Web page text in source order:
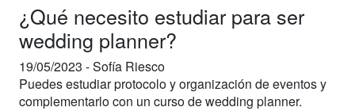
¿Qué necesito estudiar para ser
wedding planner?
19/05/2023 -Sofía Riesco
Puedes estudiar protocolo y organización de eventos y
complementarlo con un curso de wedding planner.